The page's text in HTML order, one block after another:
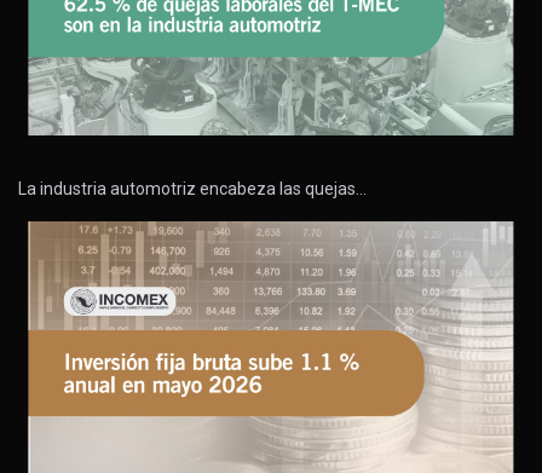
La industria automotriz encabeza las quejas…